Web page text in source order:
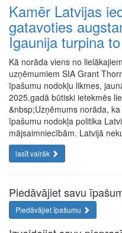
Kamēr Latvijas
gatavoties
Igaunija turpina
Kā norāda viens no
uzņēmumiem SIA Grant
īpašumu nodokļu likmes,
2025.gadā būtiski ietekmēs
&nbsp;Uzņēmums norāda,
īpašumu nodokļa politika
mājsaimniecībām. Latvijā
lasīt vairāk
Piedāvājiet savu
Piedāvājiet īpašumu